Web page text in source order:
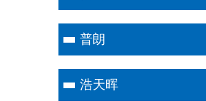
普朗
浩天晖